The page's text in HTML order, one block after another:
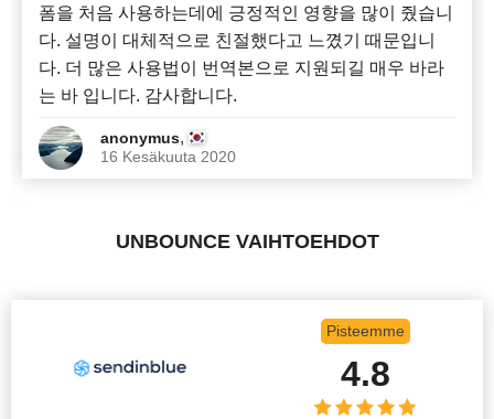
폼을 처음 사용하는데에 긍정적인 영향을 많이 줬습니
다. 설명이 대체적으로 친절했다고 느꼈기 때문입니
다. 더 많은 사용법이 번역본으로 지원되길 매우 바라
는 바 입니다. 감사합니다.
anonymus,
16 Kesäkuuta 2020
UNBOUNCE VAIHTOEHDOT
Pisteemme
4.8